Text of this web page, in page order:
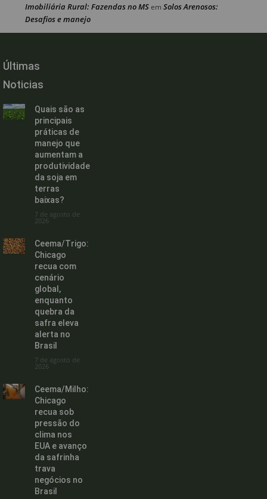
Imobiliária Rural: Fazendas no MSem Solos Arenosos:
Desafios e manejo
Últimas
Noticias
Quais são as
principais
práticas de
manejo que
aumentam a
produtividade
da soja em
terras
baixas?
7 de agosto de
2026
Ceema/Trigo:
Chicago
recua com
cenário
global,
enquanto
quebra da
safra eleva
alerta no
Brasil
7 de agosto de
2026
Ceema/Milho:
Chicago
recua sob
pressão do
clima nos
EUA e avanço
da safrinha
trava
negócios no
Brasil